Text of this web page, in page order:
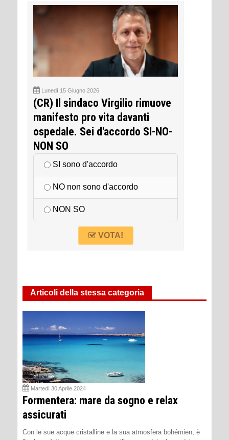
Lunedì 15 Giugno 2026
(CR) Il sindaco Virgilio rimuove
manifesto pro vita davanti
ospedale. Sei d'accordo SI-NO-
NON SO
SI sono d'accordo
NO non sono d'accordo
NON SO
VOTA!
Articoli della stessa categoria
Martedì 30 Aprile 2024
Formentera: mare da sogno e relax
assicurati
Con le sue acque cristalline e la sua atmosfera bohémien, è